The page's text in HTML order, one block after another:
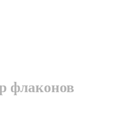
флаконов